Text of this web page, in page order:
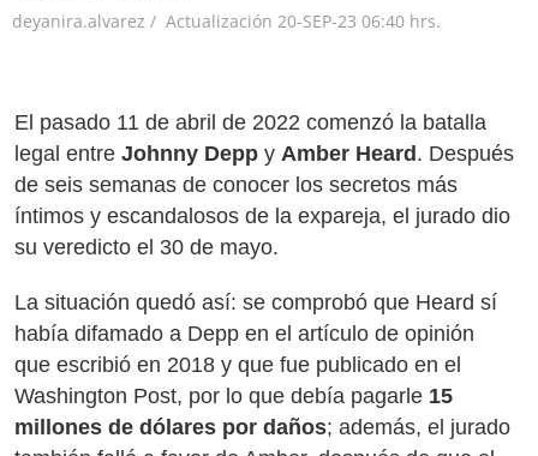
deyanira.alvarez / Actualización 20-SEP-23 06:40 hrs.
El pasado 11 de abril de 2022 comenzó la batalla
legal entre Johnny Depp y Amber Heard . Después
de seis semanas de conocer los secretos más
íntimos y escandalosos de la expareja, el jurado dio
su veredicto el 30 de mayo.
La situación quedó así: se comprobó que Heard sí
había difamado a Depp en el artículo de opinión
que escribió en 2018 y que fue publicado en el
Washington Post, por lo que debía pagarle 15
millones de dólares por daños; además, el jurado